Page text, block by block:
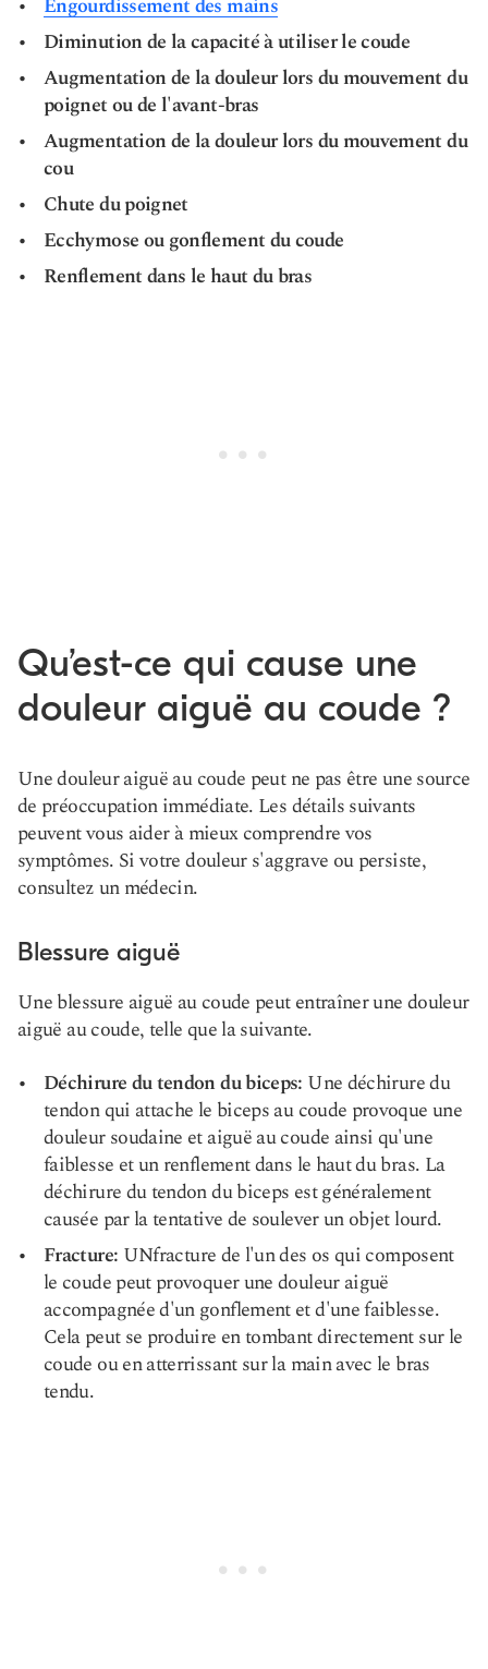
Engourdissement des mains
Diminution de la capacité à utiliser le coude
Augmentation de la douleur lors du mouvement du
poignet ou de l'avant-bras
Augmentation de la douleur lors du mouvement du
cou
Chute du poignet
Ecchymose ou gonflement du coude
Renflement dans le haut du bras
Qu’est-ce qui cause une
douleur aiguë au coude ?
Une douleur aiguë au coude peut ne pas être une source
de préoccupation immédiate. Les détails suivants
peuvent vous aider à mieux comprendre vos
symptômes. Si votre douleur s'aggrave ou persiste,
consultez un médecin.
Blessure aiguë
Une blessure aiguë au coude peut entraîner une douleur
aiguë au coude, telle que la suivante.
Déchirure du tendon du biceps: Une déchirure du
tendon qui attache le biceps au coude provoque une
douleur soudaine et aiguë au coude ainsi qu'une
faiblesse et un renflement dans le haut du bras. La
déchirure du tendon du biceps est généralement
causée par la tentative de soulever un objet lourd.
Fracture: UNfracturede l'un des os qui composent
le coude peut provoquer une douleur aiguë
accompagnée d'un gonflement et d'une faiblesse.
Cela peut se produire en tombant directement sur le
coude ou en atterrissant sur la main avec le bras
tendu.